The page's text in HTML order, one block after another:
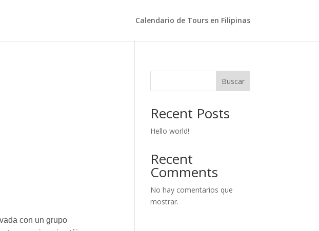
Calendario de Tours en Filipinas
con un grupo
Buscar
Recent Posts
Hello world!
Recent
Comments
No hay comentarios que
mostrar.